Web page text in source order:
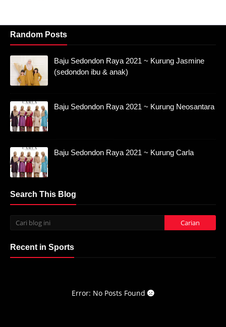
Random Posts
Baju Sedondon Raya 2021 ~ Kurung Jasmine
(sedondon ibu & anak)
Baju Sedondon Raya 2021 ~ Kurung Neosantara
Baju Sedondon Raya 2021 ~ Kurung Carla
Search This Blog
Recent in Sports
Error: No Posts Found